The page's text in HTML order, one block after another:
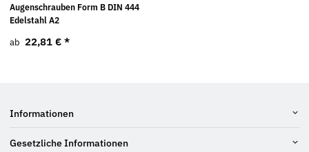
Augenschrauben Form B DIN 444
Edelstahl A2
ab 22,81 € *
Informationen
Gesetzliche Informationen